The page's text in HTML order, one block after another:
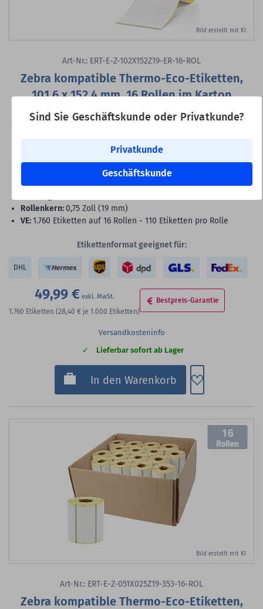
Sind Sie Geschäftskunde oder Privatkunde?
Privatkunde
Geschäftskunde
Bild erstellt mit KI
Art-Nr.: ERT-E-Z-102X152Z19-ER-16-ROL
Zebra kompatible Thermo-Eco-Etiketten,
101,6 x 152,4 mm, 16 Rollen im Karton
Thermoetiketten Thermo-Eco, unbeschichtet, weiß, permanent,
101,6 x 152,4 mm, 0,75 Zoll (19 mm) Rollenkern, 1.760 Etiketten auf
104 mm -Rollenaußen-Ø:60 mm
Druck:ohne Farbband
Rollenkern:0,75 Zoll (19 mm)
VE:1.760 Etiketten auf 16 Rollen - 110 Etiketten pro Rolle
Etikettenformat geeignet für:
DHL
49,99 €
1.760 Etiketten (28,40 € je 1.000 Etiketten)
Bestpreis-Garantie
Versandkosteninfo
Lieferbar sofort ab Lager
In den Warenkorb Zum
Bild erstellt mit KI
16
Art-Nr.: ERT-E-Z-051X025Z19-353-16-ROL
Zebra kompatible Thermo-Eco-Etiketten,